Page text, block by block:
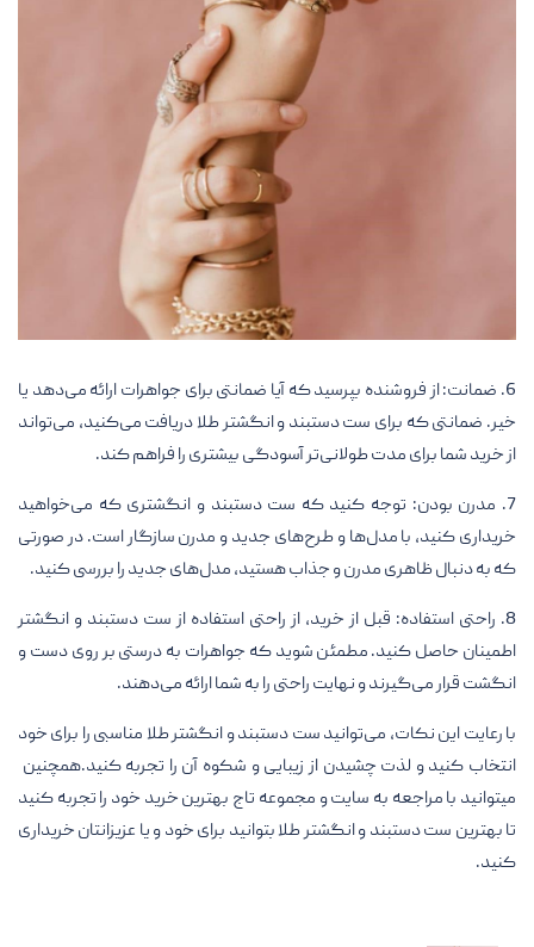
6. ضمانت: از فروشنده بپرسید که آیا ضمانتی برای جواهرات ارائه می‌دهد یا
خیر. ضمانتی که برای ست دستبند و انگشتر طلا دریافت می‌کنید، می‌تواند
از خرید شما برای مدت طولانی‌تر آسودگی بیشتری را فراهم کند.
7. مدرن بودن: توجه کنید که ست دستبند و انگشتری که می‌خواهید
خریداری کنید، با مدل‌ها و طرح‌های جدید و مدرن سازگار است. در صورتی
که به دنبال ظاهری مدرن و جذاب هستید، مدل‌های جدید را بررسی کنید.
8. راحتی استفاده: قبل از خرید، از راحتی استفاده از ست دستبند و انگشتر
اطمینان حاصل کنید. مطمئن شوید که جواهرات به درستی بر روی دست و
انگشت قرار می‌گیرند و نهایت راحتی را به شما ارائه می‌دهند.
با رعایت این نکات، می‌توانید ست دستبند و انگشتر طلا مناسبی را برای خود
انتخاب کنید و لذت چشیدن از زیبایی و شکوه آن را تجربه کنید.همچنین
میتوانید با مراجعه به سایت و مجموعه تاج بهترین خرید خود را تجربه کنید
تا بهترین ست دستبند و انگشتر طلا بتوانید برای خود و یا عزیزانتان خریداری
کنید.